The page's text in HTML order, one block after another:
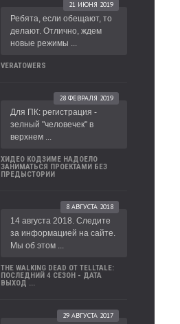
21 ИЮНЯ 2019
Ребята, если обещают, то
делают. Отлично, ждем
новые режимы ...
VERATOWERS
28 ФЕВРАЛЯ 2019
Для ПК: регистрация -
зелный "человечек" в
верхнем ...
ХИДЕО КОДЗИМЕ НАДОЕЛО
ЗАНИМАТЬСЯ ПРОЕКТАМИ БЕЗ
ПРЕДЫСТОРИИ
8 АВГУСТА 2018
14 августа 2018. Следите
за информацией на сайте.
Мы об этом ...
THE WALKING DEAD ОТ TELLTALE:
ПОСЛЕДНИЙ 4 СЕЗОН - ДАТА
ВЫХОД ...
29 АВГУСТА 2017